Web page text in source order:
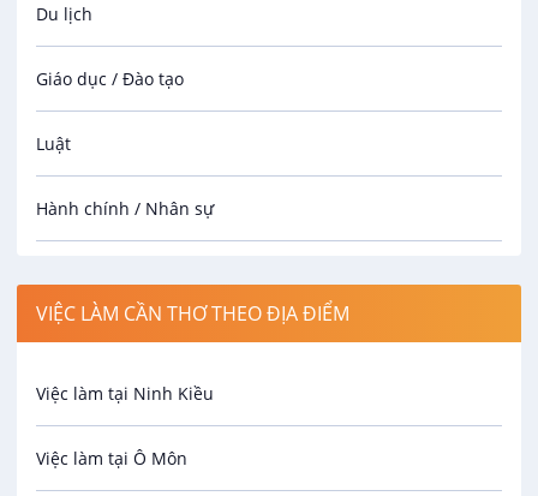
Du lịch
Giáo dục / Đào tạo
Luật
Hành chính / Nhân sự
Spa
Bảo Vệ
An toàn lao động
VIỆC LÀM CẦN THƠ THEO ĐỊA ĐIỂM
Việc làm tại Ninh Kiều
Việc làm tại Ô Môn